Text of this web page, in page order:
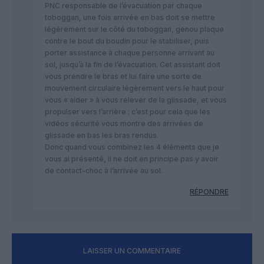
PNC responsable de l’évacuation par chaque
toboggan, une fois arrivée en bas doit se mettre
légèrement sur le côté du toboggan, genou plaque
contre le bout du boudin pour le stabiliser, puis
porter assistance à chaque personne arrivant au
sol, jusqu’à la fin de l’évacuation. Cet assistant doit
vous prendre le bras et lui faire une sorte de
mouvement circulaire légèrement vers le haut pour
vous « aider » à vous relever de la glissade, et vous
propulser vers l’arrière : c’est pour cela que les
vidéos sécurité vous montre des arrivées de
glissade en bas les bras rendus.
Donc quand vous combinez les 4 éléments que je
vous ai présenté, il ne doit en principe pas y avoir
de contact-choc à l’arrivée au sol.
RÉPONDRE
LAISSER UN COMMENTAIRE